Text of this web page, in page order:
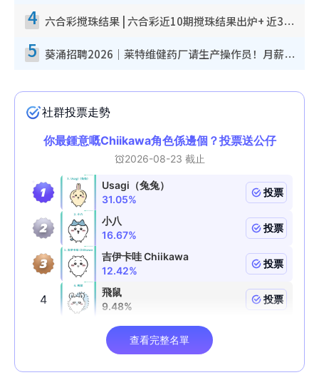
4 六合彩搅珠结果 | 六合彩近10期搅珠结果出炉+ 近30期最旺热门中奖号码
5 葵涌招聘2026｜莱特维健药厂请生产操作员！月薪高达$1.7万 冷气厂房/五天工作/保障双粮